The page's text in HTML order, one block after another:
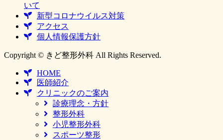
いて
新型コロナウイルス対策
アクセス
個人情報保護方針
Copyright © きど整形外科 All Rights Reserved.
HOME
医師紹介
クリニックのご案内
診療理念・方針
整形外科
小児整形外科
スポーツ整形